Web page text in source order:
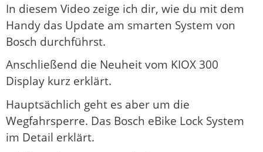
In diesem Video zeige ich dir, wie du mit dem
Handy das Update am smarten System von
Bosch durchführst.
Anschließend die Neuheit vom KIOX 300
Display kurz erklärt.
Hauptsächlich geht es aber um die
Wegfahrsperre. Das Bosch eBike Lock System
im Detail erklärt.